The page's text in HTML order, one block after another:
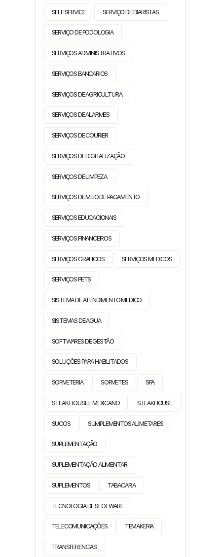
SELF SERVICE SERVIÇO DE DIARISTAS
SERVIÇO DE PODOLOGIA
SERVIÇOS ADMINISTRATIVOS
SERVIÇOS BANCARIOS
SERVIÇOS DE AGRICULTURA
SERVIÇOS DE ALARMES
SERVIÇOS DE COURIER
SERVIÇOS DE DIGITALIZAÇÃO
SERVIÇOS DE LIMPEZA
SERVIÇOS DE MEIO DE PAGAMENTO
SERVIÇOS EDUCACIONAIS
SERVIÇOS FINANCEIROS
SERVIÇOS GRAFICOS SERVIÇOS MEDICOS
SERVIÇOS PETS
SISTEMA DE ATENDIMENTO MEDICO
SISTEMAS DE AGUA
SOFTWARES DE GESTÃO
SOLUÇÕES PARA HABILITADOS
SORVETERIA SORVETES SPA
STEAK HOUSE E MEXICANO STEAKHOUSE
SUCOS SUMPLEMENTOS ALIMETARES
SUPLEMENTAÇÃO
SUPLEMENTAÇÃO ALIMENTAR
SUPLEMENTOS TABACARIA
TECNOLOGIA DE SFOTWARE
TELECOMUNICAÇÕES TEMAKERIA
TRANSFERENCIAS